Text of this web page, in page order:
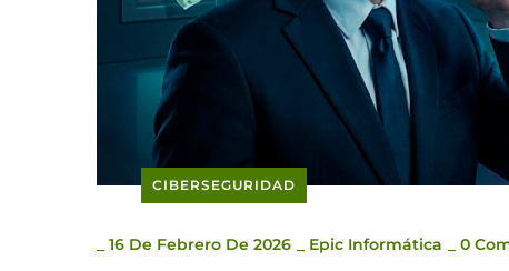
CIBERSEGURIDAD
16 De Febrero De 2026 Epic Informática 0